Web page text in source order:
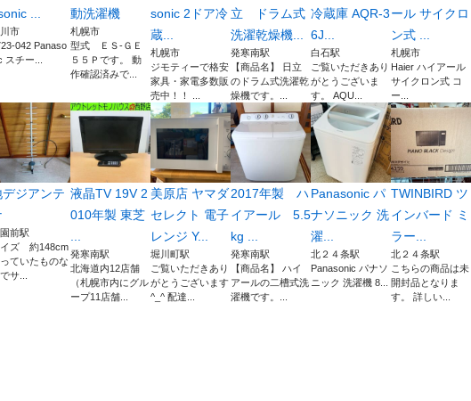
...
市
042 Panaso
スチー...
動洗濯機
札幌市
型式 ＥＳ-ＧＥ
５５Ｐです。 動
作確認済みで...
sonic 2ドア冷
蔵...
札幌市
ジモティーで格安
家具・家電多数販
売中！！ ...
立 ドラム式
洗濯乾燥機...
発寒南駅
【商品名】 日立
のドラム式洗濯乾
燥機です。...
冷蔵庫 AQR-3
6J...
白石駅
​ご覧いただきあり
がとうございま
す。 AQU...
ール サイクロ
ン式 ...
札幌市
Haier ハイアール
サイクロン式 コ
ー...
デジアンテ
前駅
ズ 約148cm
ていたものな
サ...
液晶TV 19V 2
010年製 東芝
発寒南駅
北海道内12店舗
（札幌市内にグル
ープ11店舗...
美原店 ヤマダ
セレクト 電子
レンジ Y...
堀川町駅
ご覧いただきあり
がとうございます
^_^ 配達...
2017年製 ハ
イアール 5.5
kg ...
発寒南駅
【商品名】 ハイ
アールの二槽式洗
濯機です。...
Panasonic パ
ナソニック 洗
濯...
北２４条駅
Panasonic パナソ
ニック 洗濯機 8...
TWINBIRD ツ
インバード ミ
ラー...
北２４条駅
こちらの商品は未
開封品となりま
す。 詳しい...